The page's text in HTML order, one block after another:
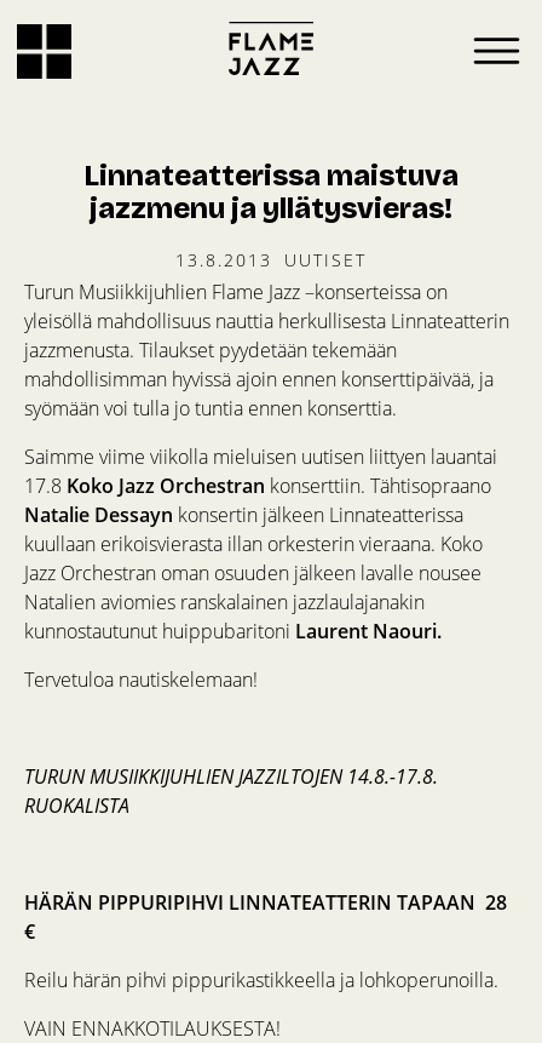
Linnateatterissa maistuva
jazzmenu ja yllätysvieras!
13.8.2013 UUTISET
Turun Musiikkijuhlien Flame Jazz –konserteissa on
yleisöllä mahdollisuus nauttia herkullisesta Linnateatterin
jazzmenusta. Tilaukset pyydetään tekemään
mahdollisimman hyvissä ajoin ennen konserttipäivää, ja
syömään voi tulla jo tuntia ennen konserttia.
Saimme viime viikolla mieluisen uutisen liittyen lauantai
17.8 Koko Jazz Orchestran konserttiin. Tähtisopraano
Natalie Dessayn konsertin jälkeen Linnateatterissa
kuullaan erikoisvierasta illan orkesterin vieraana. Koko
Jazz Orchestran oman osuuden jälkeen lavalle nousee
Natalien aviomies ranskalainen jazzlaulajanakin
kunnostautunut huippubaritoni Laurent Naouri.
Tervetuloa nautiskelemaan!
TURUN MUSIIKKIJUHLIEN JAZZILTOJEN 14.8.-17.8.
RUOKALISTA
HÄRÄN PIPPURIPIHVI LINNATEATTERIN TAPAAN 28
€
Reilu härän pihvi pippurikastikkeella ja lohkoperunoilla.
VAIN ENNAKKOTILAUKSESTA!